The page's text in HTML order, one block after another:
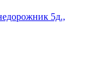
5д.,